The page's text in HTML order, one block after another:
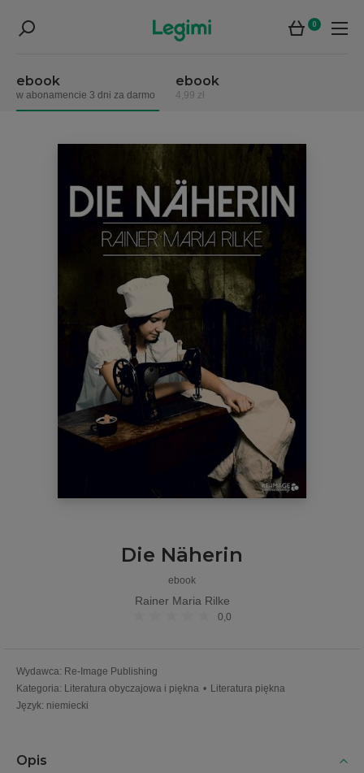
0
ebook
w abonamencie 3 dni za darmo
ebook
4,99 zł
Die Näherin
ebook
Rainer Maria Rilke
0,0
Wydawca: Re-Image Publishing
Kategoria: Literatura obyczajowa i piękna • Literatura piękna
Język: niemiecki
Opis